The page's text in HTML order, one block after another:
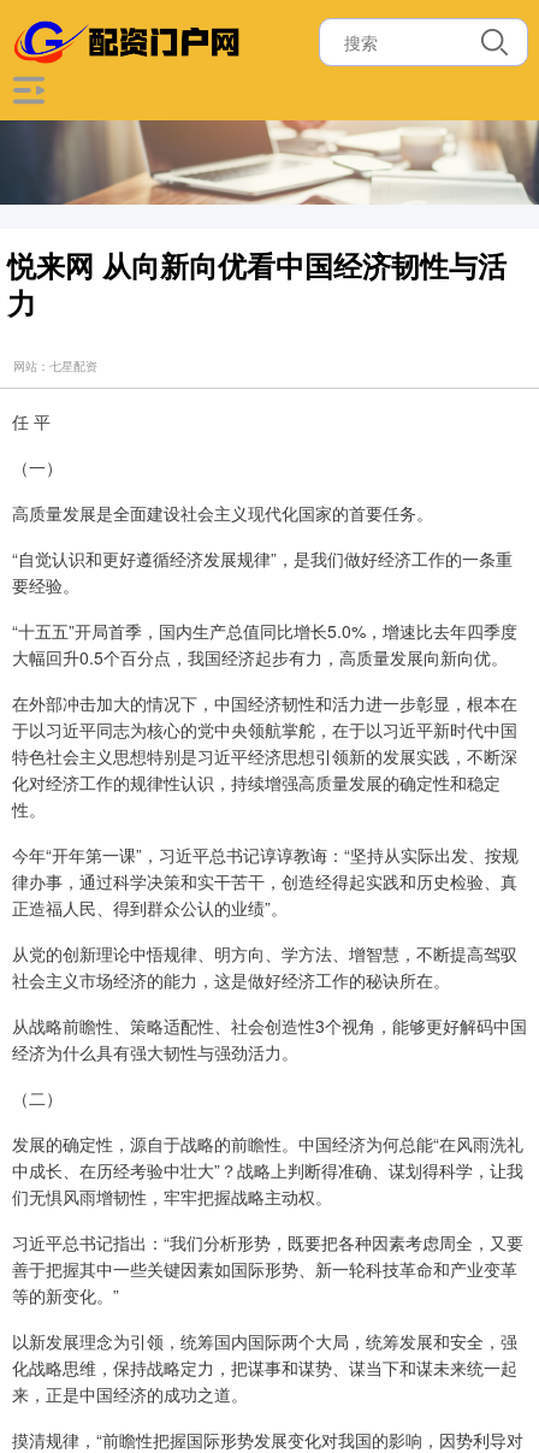
悦来网 从向新向优看中国经济韧性与活
力
网站：七星配资
任 平
（一）
高质量发展是全面建设社会主义现代化国家的首要任务。
“自觉认识和更好遵循经济发展规律”，是我们做好经济工作的一条重
要经验。
“十五五”开局首季，国内生产总值同比增长5.0%，增速比去年四季度
大幅回升0.5个百分点，我国经济起步有力，高质量发展向新向优。
在外部冲击加大的情况下，中国经济韧性和活力进一步彰显，根本在
于以习近平同志为核心的党中央领航掌舵，在于以习近平新时代中国
特色社会主义思想特别是习近平经济思想引领新的发展实践，不断深
化对经济工作的规律性认识，持续增强高质量发展的确定性和稳定
性。
今年“开年第一课”，习近平总书记谆谆教诲：“坚持从实际出发、按规
律办事，通过科学决策和实干苦干，创造经得起实践和历史检验、真
正造福人民、得到群众公认的业绩”。
从党的创新理论中悟规律、明方向、学方法、增智慧，不断提高驾驭
社会主义市场经济的能力，这是做好经济工作的秘诀所在。
从战略前瞻性、策略适配性、社会创造性3个视角，能够更好解码中国
经济为什么具有强大韧性与强劲活力。
（二）
发展的确定性，源自于战略的前瞻性。中国经济为何总能“在风雨洗礼
中成长、在历经考验中壮大”？战略上判断得准确、谋划得科学，让我
们无惧风雨增韧性，牢牢把握战略主动权。
习近平总书记指出：“我们分析形势，既要把各种因素考虑周全，又要
善于把握其中一些关键因素如国际形势、新一轮科技革命和产业变革
等的新变化。”
以新发展理念为引领，统筹国内国际两个大局，统筹发展和安全，强
化战略思维，保持战略定力，把谋事和谋势、谋当下和谋未来统一起
来，正是中国经济的成功之道。
摸清规律，“前瞻性把握国际形势发展变化对我国的影响，因势利导对